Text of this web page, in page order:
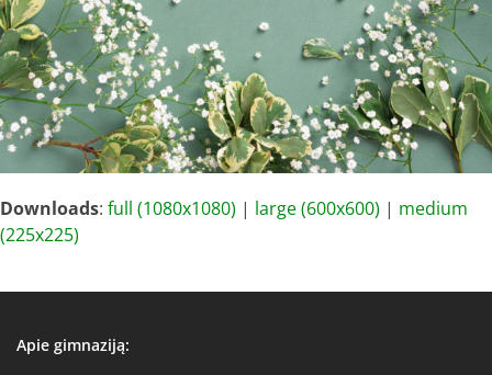
Downloads: full (1080x1080) | large (600x600) | medium
(225x225)
Apie gimnaziją: